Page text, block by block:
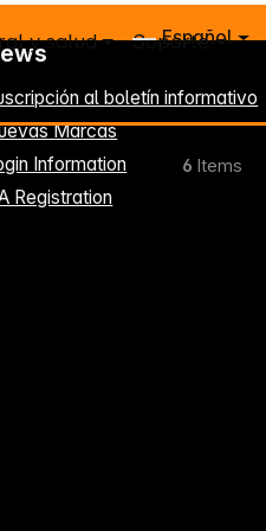
Español
y salud Soporte
6 Items
al boletín informativo
Marcas
Information
Registration